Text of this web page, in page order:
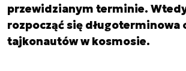
przewidzianym terminie.
rozpocząć się długoterminowa
tajkonautów w kosmosie.